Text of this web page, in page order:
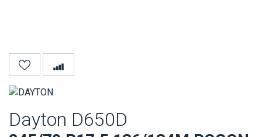
Dayton D650D